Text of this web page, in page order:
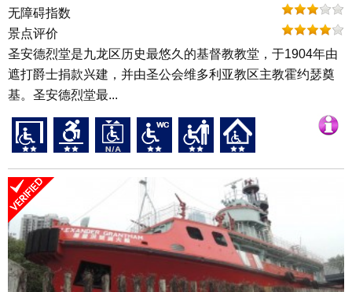
无障碍指数
景点评价
圣安德烈堂是九龙区历史最悠久的基督教教堂，于1904年由
遮打爵士捐款兴建，并由圣公会维多利亚教区主教霍约瑟奠
基。圣安德烈堂最...